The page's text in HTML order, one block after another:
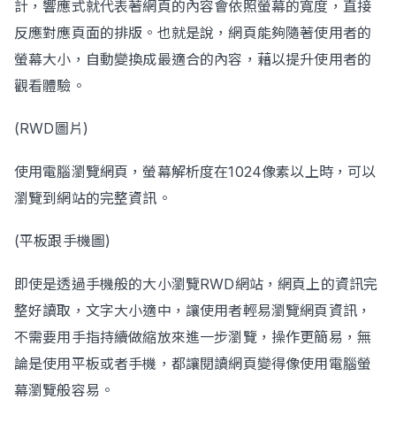
計，響應式就代表著網頁的內容會依照螢幕的寬度，直接
反應對應頁面的排版。也就是說，網頁能夠隨著使用者的
螢幕大小，自動變換成最適合的內容，藉以提升使用者的
觀看體驗。
(RWD圖片)
使用電腦瀏覽網頁，螢幕解析度在1024像素以上時，可以
瀏覽到網站的完整資訊。
(平板跟手機圖)
即使是透過手機般的大小瀏覽RWD網站，網頁上的資訊完
整好讀取，文字大小適中，讓使用者輕易瀏覽網頁資訊，
不需要用手指持續做縮放來進一步瀏覽，操作更簡易，無
論是使用平板或者手機，都讓閱讀網頁變得像使用電腦螢
幕瀏覽般容易。